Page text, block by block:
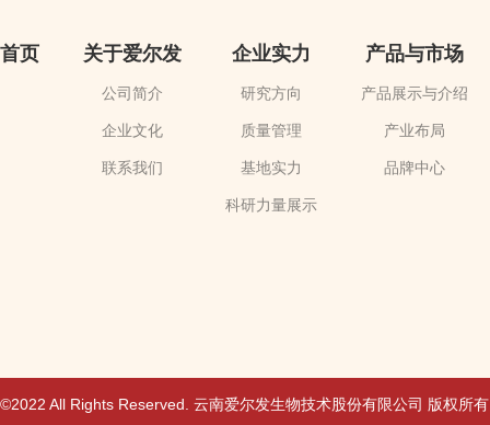
首页 关于爱尔发
公司简介
企业文化
联系我们
企业实力
研究方向
质量管理
基地实力
科研力量展示
产品与市场
产品展示与介绍
产业布局
品牌中心
©2022 All Rights Reserved. 云南爱尔发生物技术股份有限公司 版权所